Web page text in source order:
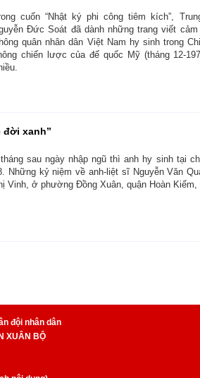
cuốn “Nhật ký phi công tiêm kích”,
Đức Soát đã dành những trang viết
quân nhân dân Việt Nam hy sinh trong
chiến lược của đế quốc Mỹ (tháng 12-
đời xanh”
sau ngày nhập ngũ thì anh hy sinh tại
Những kỷ niệm về anh-liệt sĩ Nguyễn Văn
Vinh, ở phường Đồng Xuân, quận Hoàn
đội nhân dân
XUÂN BỘ